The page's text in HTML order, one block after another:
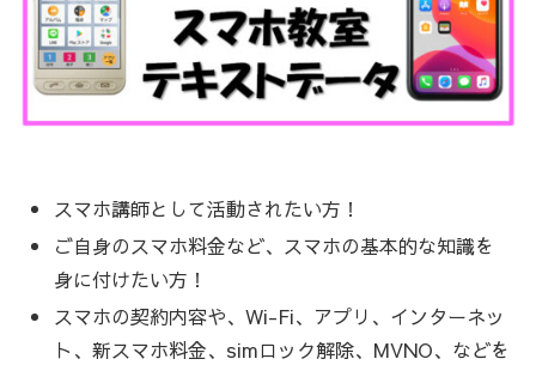
スマホ講師として活動されたい方！
ご自身のスマホ料金など、スマホの基本的な知識を
身に付けたい方！
スマホの契約内容や、Wi-Fi、アプリ、インターネッ
ト、新スマホ料金、simロック解除、MVNO、などを